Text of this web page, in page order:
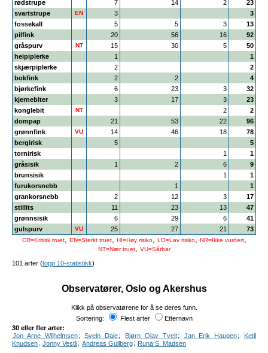
rødstrupe
7 14 2
23
svartstrupe
EN 3
3
fossekall
5 5 3
13
pilfink
20 56 16
92
gråspurv
NT 15 30 5
50
heipiplerke
1
1
skjærpiplerke
2
2
bokfink
2 2
4
bjørkefink
6 23 3
32
kjernebiter
3 17 3
23
konglebit
NT 2
2
dompap
21 53 22
96
grønnfink
VU 14 46 18
78
bergirisk
5
5
tornirisk
1
1
gråsisik
1 2 6
9
brunsisik
1
1
furukorsnebb
1
1
grankorsnebb
2 12 3
17
stillits
11 23 13
47
grønnsisik
6 29 6
41
gulspurv
VU 25 27 21 73
CR=Kritisk truet, EN=Sterkt truet, HI=Høy risiko, LO=Lav risiko, NR=Ikke vurdert,
NT=Nær truet, VU=Sårbar
101 arter (topp 10-statistikk)
Observatører, Oslo og Akershus
Klikk på observatørene for å se deres funn.
Sortering:
Flest arter
Etternavn
30 eller fler arter:
Jon Arne Wilhelmsen; Svein Dale; Bjørn Olav Tveit; Jan Erik Haugen;
Ketil
Knudsen; Jonny Vestli; Andreas Gullberg; Runa S. Madsen